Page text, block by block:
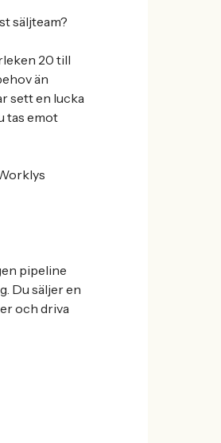
säljteam?
20 till
än
sett en lucka
tas emot
pipeline
Du säljer en
och driva